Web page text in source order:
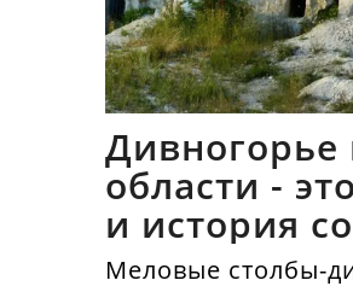
Дивногорье
области -
и история
синтез
Меловые столбы-